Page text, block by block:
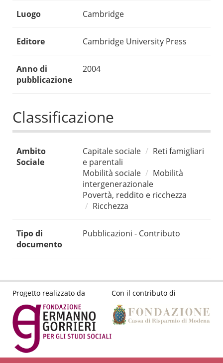
Luogo Cambridge
Editore Cambridge University Press
Anno di
pubblicazione
2004
Classificazione
Ambito
Sociale
Capitale sociale
Reti famigliari
e parentali
Mobilità sociale
Mobilità
intergenerazionale
Povertà, reddito e ricchezza
Ricchezza
Tipo di
documento
Pubblicazioni - Contributo
Progetto realizzato da Con il contributo di